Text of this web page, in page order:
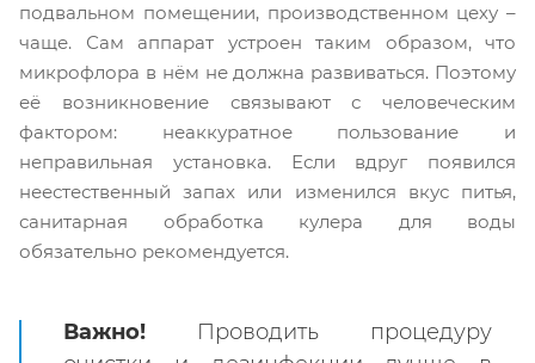
подвальном помещении, производственном цеху –
чаще. Сам аппарат устроен таким образом, что
микрофлора в нём не должна развиваться. Поэтому
её возникновение связывают с человеческим
фактором: неаккуратное пользование и
неправильная установка. Если вдруг появился
неестественный запах или изменился вкус питья,
санитарная обработка кулера для воды
обязательно рекомендуется.
Важно! Проводить процедуру